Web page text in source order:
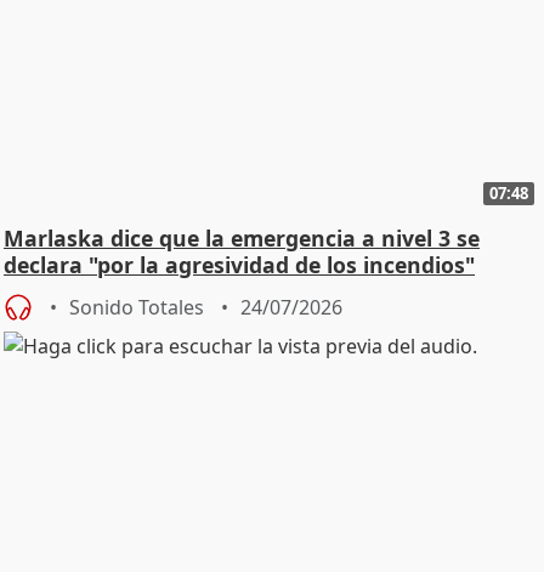
07:48
Marlaska dice que la emergencia a nivel 3 se
declara "por la agresividad de los incendios"
Sonido Totales 24/07/2026